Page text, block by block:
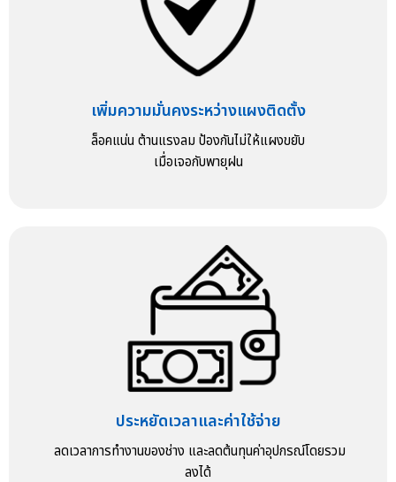
เพิ่มความมั่นคงระหว่างแผงติดตั้ง
ล็อคแน่น ต้านแรงลม ป้องกันไม่ให้แผงขยับ
เมื่อเจอกับพายุฝน
ประหยัดเวลาและค่าใช้จ่าย
ลดเวลาการทำงานของช่าง และลดต้นทุนค่าอุปกรณ์โดยรวม
ลงได้